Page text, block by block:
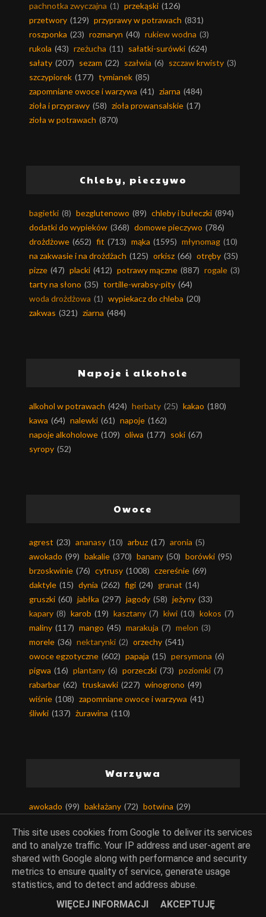
pachnotka zwyczajna (1) przekąski (126)
przetwory (129) przyprawy w potrawach (831)
roszponka (23) rozmaryn (40) rukiew wodna (3)
rukola (43) rzeżucha (11) sałatki-surówki (624)
sałaty (207) sezam (22) szałwia (6) szczaw krwisty (3)
szczypiorek (177) tymianek (85)
zapomniane owoce i warzywa (41) ziarna (484)
zioła i przyprawy (58) zioła prowansalskie (17)
zioła w potrawach (870)
Chleby, pieczywo
bagietki (8) bezglutenowo (89) chleby i bułeczki (894)
dodatki do wypieków (368) domowe pieczywo (786)
drożdżowe (652) fit (713) mąka (1595) młynomag (10)
na zakwasie i na drożdżach (125) orkisz (66) otręby (35)
pizze (47) placki (412) potrawy mączne (887) rogale (3)
tarty na słono (35) tortille-wrabsy-pity (64)
woda drożdżowa (1) wypiekacz do chleba (20)
zakwas (321) ziarna (484)
Napoje i alkohole
alkohol w potrawach (424) herbaty (25) kakao (180)
kawa (64) nalewki (61) napoje (162)
napoje alkoholowe (109) oliwa (177) soki (67)
syropy (52)
Owoce
agrest (23) ananasy (10) arbuz (17) aronia (5)
awokado (99) bakalie (370) banany (50) borówki (95)
brzoskwinie (76) cytrusy (1008) czereśnie (69)
daktyle (15) dynia (262) figi (24) granat (14)
gruszki (60) jabłka (297) jagody (58) jeżyny (33)
kapary (8) karob (19) kasztany (7) kiwi (10) kokos (7)
maliny (117) mango (45) marakuja (7) melon (3)
morele (36) nektarynki (2) orzechy (541)
owoce egzotyczne (602) papaja (15) persymona (6)
pigwa (16) plantany (6) porzeczki (73) poziomki (7)
rabarbar (62) truskawki (227) winogrono (49)
wiśnie (108) zapomniane owoce i warzywa (41)
śliwki (137) żurawina (110)
Warzywa
awokado (99) bakłażany (72) botwina (29)
chrzan (66) cukinia-kabaczek (251) czosnek (1464)
dynia (262) fasola (203) fasola szparagowa (40)
groch (172) grzyby (585) imbir (72) jarmuż (12)
kalafior (95) kalarepa (29) kapary (8) kapusty (408)
kasztany
komosa ryżowa (3) kukurydza (124)
This site uses cookies from Google to deliver its services
and to analyze traffic. Your IP address and user-agent are
shared with Google along with performance and security
metrics to ensure quality of service, generate usage
statistics, and to detect and address abuse.
WIĘCEJ INFORMACJI
AKCEPTUJĘ